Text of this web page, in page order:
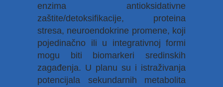
enzima antioksidativne
zaštite/detoksifikacije, proteina
stresa, neuroendokrine promene, koji
pojedinačno ili u integrativnoj formi
mogu biti biomarkeri sredinskih
zagađenja. U planu su i istraživanja
potencijala sekundarnih metabolita